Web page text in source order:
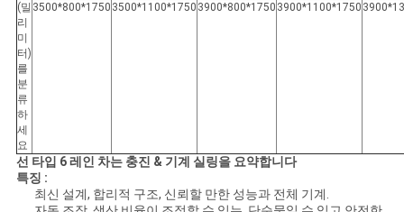
(밀
리
미
터)
를
분
류
하
세
요
3500*800*1750 3500*1100*1750 3900*800*1750 3900*1100*1750
선 타입 6 레인 차는 충진 & 기계 실링을 요약합니다
특징 :
최신 설계, 합리적 구조, 신뢰할 만한 성능과 전체 기계.